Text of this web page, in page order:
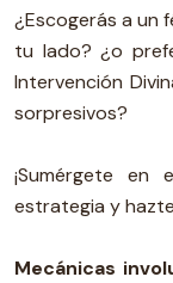
¿Escogerás a un
tu lado? ¿o
Intervención
sorpresivos?
¡Sumérgete
estrategia y
Mecánicas